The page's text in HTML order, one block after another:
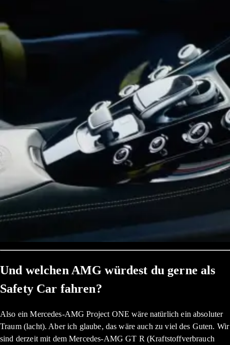
Und welchen AMG würdest du gerne als
Safety Car fahren?
Also ein Mercedes-AMG Project ONE wäre natürlich ein absoluter
Traum (lacht). Aber ich glaube, das wäre auch zu viel des Guten. Wir
sind derzeit mit dem Mercedes-AMG GT R (Kraftstoffverbrauch